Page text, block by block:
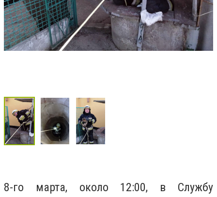
8-го марта, около 12:00, в Службу